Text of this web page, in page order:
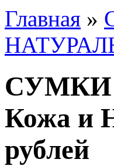
Главная »
СУМКИ
Кожа и
рублей